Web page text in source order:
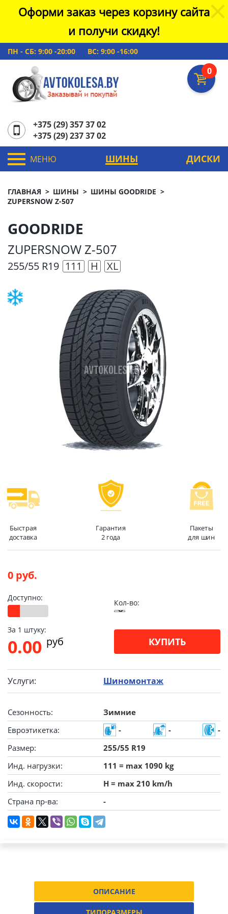
Оформи заказ через корзину сайта
и получи скидку!
ПН - СБ: 9:00 -20:00 ВС: 9:00 -16:00
0
+375 (29) 357 37 02
+375 (29) 237 37 02
МЕНЮ ШИНЫ ДИСКИ
ГЛАВНАЯ ШИНЫ
ШИНЫ GOODRIDE
ZUPERSNOW Z-507
GOODRIDE
ZUPERSNOW Z-507
255/55 R19 111 H XL
Быстрая
доставка
Гарантия
2 года
Пакеты
для шин
0 руб.
Доступно:
Кол-во:
За 1 штуку:
0.00 pуб КУПИТЬ
Услуги: Шиномонтаж
Сезонность:
Зимние
Евроэтикетка:
- -
-
Размер:
255/55 R19
Инд. нагрузки:
111 = max 1090 kg
Инд. скорости:
H = max 210 km/h
Страна пр-ва:
-
ОПИСАНИЕ
ТИПОРАЗМЕРЫ